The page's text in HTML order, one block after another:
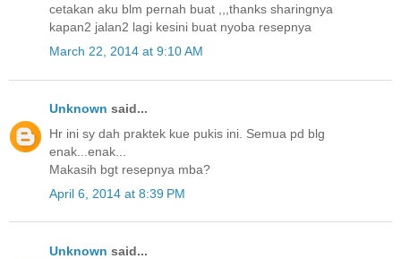
cetakan aku blm pernah buat ,,,thanks sharingnya
kapan2 jalan2 lagi kesini buat nyoba resepnya
March 22, 2014 at 9:10 AM
Unknown said...
Hr ini sy dah praktek kue pukis ini. Semua pd blg
enak...enak...
Makasih bgt resepnya mba?
April 6, 2014 at 8:39 PM
Unknown said...